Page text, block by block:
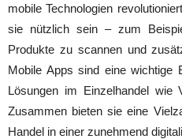
mobile Technologien
sie nützlich sein – zum
Produkte zu scannen und
Mobile Apps sind eine wichtige
Lösungen im Einzelhandel wie
Zusammen bieten sie eine
Handel in einer zunehmend